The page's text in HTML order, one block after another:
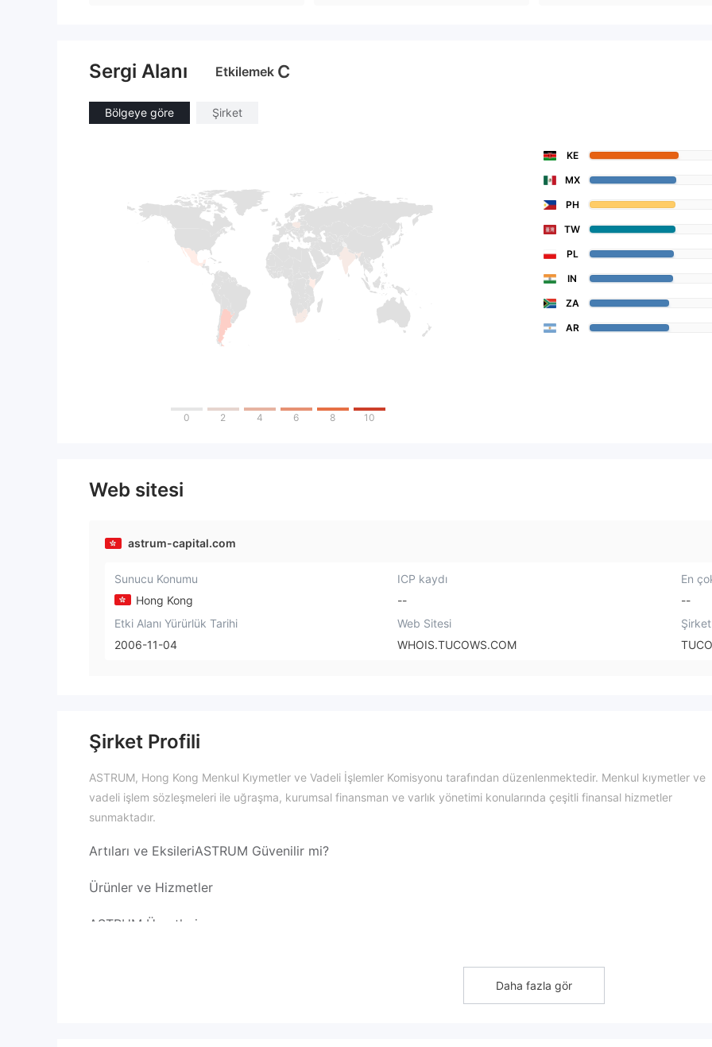
Sergi Alanı Etkilemek C
Bölgeye göre Şirket
0 2 4 6 8 10
KE
MX
PH
TW
PL
IN
ZA
AR
Web sitesi
astrum-capital.com
Sunucu Konumu
Hong Kong
ICP kaydı
--
En
--
Etki Alanı Yürürlük Tarihi
2006-11-04
Web Sitesi
WHOIS.TUCOWS.COM
Şirket
Şirket Profili
ASTRUM, Hong Kong Menkul Kıymetler ve Vadeli İşlemler Komisyonu tarafından düzenlenmektedir. Menkul kıymetler ve
vadeli işlem sözleşmeleri ile uğraşma, kurumsal finansman ve varlık yönetimi konularında çeşitli finansal hizmetler
sunmaktadır.
Artıları ve EksileriASTRUM Güvenilir mi?
Ürünler ve Hizmetler
ASTRUM Ücretleri
talep etmektedir. Hong Kong hisse senedi işlemleri için komisyon oranı %0.25'tir. Temettüler, başlangıç kaydı için her bir
başına %0.5 ücret ve 2.50 dolar ile birlikte tahsil edilir. Ücret, 30 dolarla sınırlıdır. IPO başvuruları için 100 dolar işlem
alınır. Her bir geri dönen çek ve borç faizi için 200 dolar işlem ücreti vardır. Aylık hesap dökümleri için işlem ücreti 30
Daha fazla gör